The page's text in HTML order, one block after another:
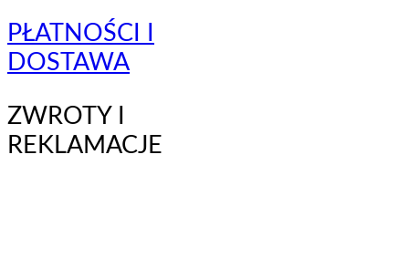
PŁATNOŚCI I
DOSTAWA
ZWROTY I
REKLAMACJE